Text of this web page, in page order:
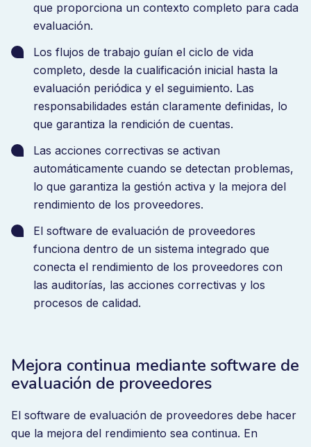
que proporciona un contexto completo para cada
evaluación.
Los flujos de trabajo guían el ciclo de vida
completo, desde la cualificación inicial hasta la
evaluación periódica y el seguimiento. Las
responsabilidades están claramente definidas, lo
que garantiza la rendición de cuentas.
Las acciones correctivas se activan
automáticamente cuando se detectan problemas,
lo que garantiza la gestión activa y la mejora del
rendimiento de los proveedores.
El software de evaluación de proveedores
funciona dentro de un sistema integrado que
conecta el rendimiento de los proveedores con
las auditorías, las acciones correctivas y los
procesos de calidad.
Mejora continua mediante software de
evaluación de proveedores
El software de evaluación de proveedores debe hacer
que la mejora del rendimiento sea continua. En